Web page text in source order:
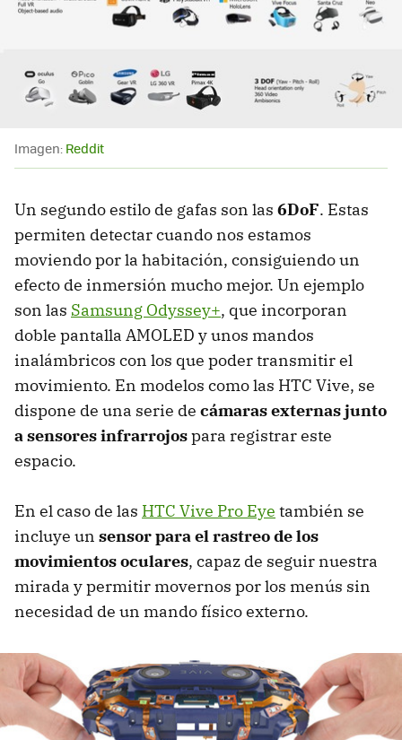
Imagen: Reddit
Un segundo estilo de gafas son las 6DoF. Estas
permiten detectar cuando nos estamos
moviendo por la habitación, consiguiendo un
efecto de inmersión mucho mejor. Un ejemplo
son las Samsung Odyssey+, que incorporan
doble pantalla AMOLED y unos mandos
inalámbricos con los que poder transmitir el
movimiento. En modelos como las HTC Vive, se
dispone de una serie de cámaras externas junto
a sensores infrarrojospara registrar este
espacio.
En el caso de las HTC Vive Pro Eye también se
incluye un sensor para el rastreo de los
movimientos oculares, capaz de seguir nuestra
mirada y permitir movernos por los menús sin
necesidad de un mando físico externo.